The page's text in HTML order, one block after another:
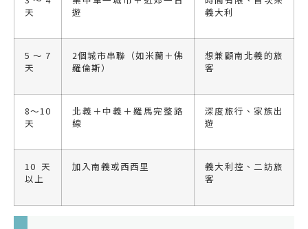
天
遊
義大利
5〜7
天
2個城市串聯（如米蘭＋佛
羅倫斯）
想兼顧南北義的旅
客
8〜10
天
北義＋中義＋羅馬完整路
線
深度旅行、家族出
遊
10天
以上
加入南義或西西里
義大利控、二訪旅
客